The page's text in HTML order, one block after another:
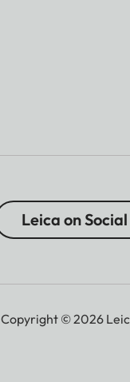
Leica on
Copyright © 2026